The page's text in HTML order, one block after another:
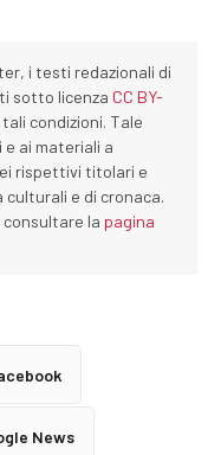
i testi redazionali di
sotto licenza CC BY-
condizioni. Tale
e ai materiali a
rispettivi titolari e
e di cronaca.
la pagina
News